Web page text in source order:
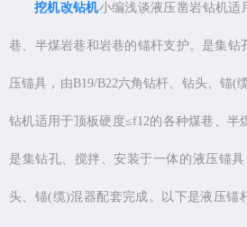
挖机改钻机小编浅谈液压凿岩钻机适
巷、半煤岩巷和岩巷的锚杆支护。是集钻
压锚具，由B19/B22六角钻杆、钻头、锚(
钻机适用于顶板硬度≤f12的各种煤巷、半
是集钻孔、搅拌、安装于一体的液压锚
头、锚(缆)混器配套完成。以下是液压锚